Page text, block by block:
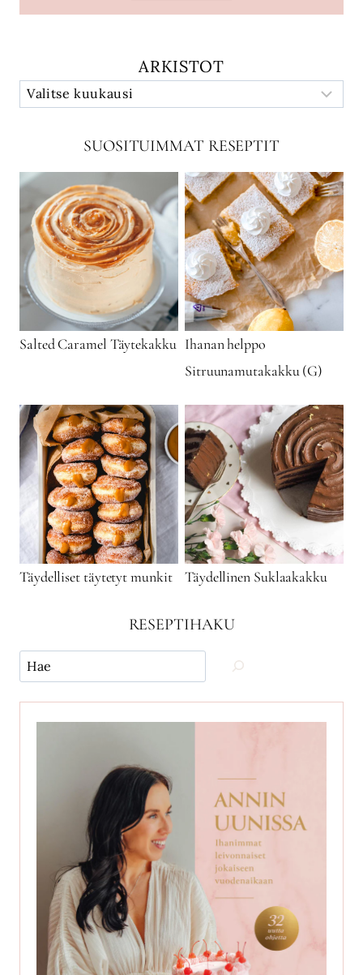
ARKISTOT
SUOSITUIMMAT RESEPTIT
Salted Caramel Täytekakku Ihanan helppo
Sitruunamutakakku (G)
Täydelliset täytetyt munkit Täydellinen Suklaakakku
RESEPTIHAKU
Käytä
hakua
ja
etsi